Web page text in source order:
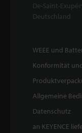
De-Saint-
Deutschland
WEEE und
Konformität
Allgemeine
Datenschutz
an KEYENCE